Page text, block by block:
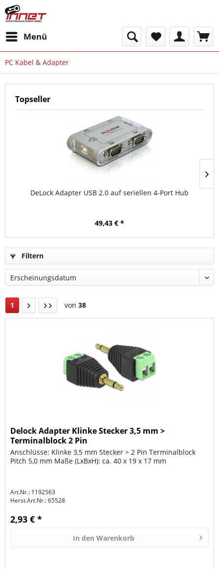
Menü
PC Kabel & Adapter
Topseller
DeLock Adapter USB 2.0 auf seriellen 4-Port Hub
49,43 € *
Filtern
1 von 38
Delock Adapter Klinke Stecker 3,5 mm >
Terminalblock 2 Pin
Anschlüsse: Klinke 3,5 mm Stecker > 2 Pin Terminalblock
Pitch 5,0 mm Maße (LxBxH): ca. 40 x 19 x 17 mm
Art.Nr.: 1192563
Herst.Art.Nr.:65528
2,93 € *
In den Warenkorb